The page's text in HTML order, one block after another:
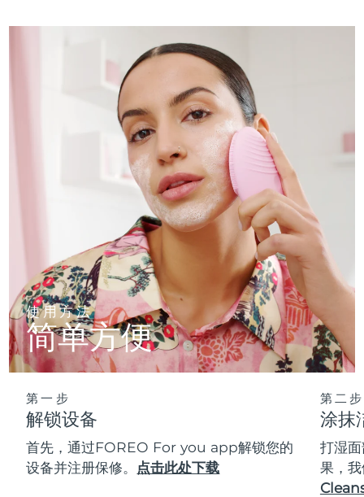
使用方法
简单方便
第一步
解锁设备
首先，通过FOREO For you app解锁您的
设备并注册保修。 点击此处下载
第二步
涂抹
打湿
果，